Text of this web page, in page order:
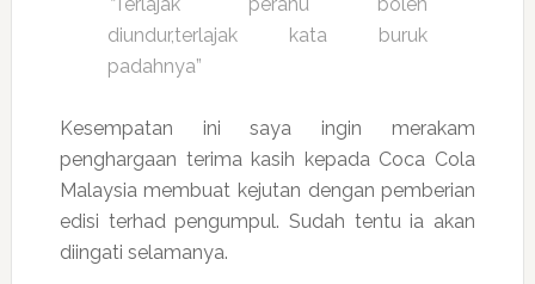
diundur,terlajak kata buruk
padahnya”
Kesempatan ini saya ingin merakam
penghargaan terima kasih kepada Coca Cola
Malaysia membuat kejutan dengan pemberian
edisi terhad pengumpul. Sudah tentu ia akan
diingati selamanya.